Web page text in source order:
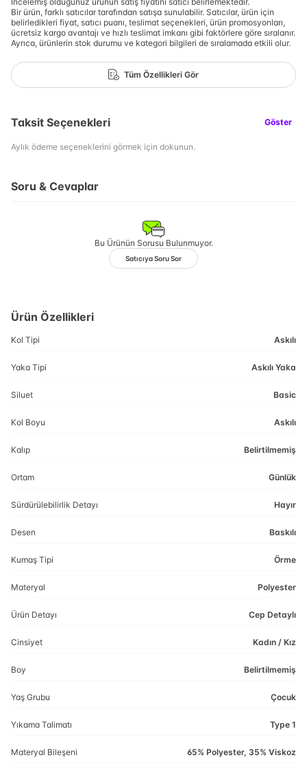
Bir ürün, farklı satıcılar tarafından satışa sunulabilir. Satıcılar, ürün için
belirledikleri fiyat, satıcı puanı, teslimat seçenekleri, ürün promosyonları,
ücretsiz kargo avantajı ve hızlı teslimat imkanı gibi faktörlere göre sıralanır.
Ayrıca, ürünlerin stok durumu ve kategori bilgileri de sıralamada etkili olur.
Tüm Özellikleri Gör
Taksit Seçenekleri Göster
Aylık ödeme seçeneklerini görmek için dokunun.
Soru & Cevaplar
Bu Ürünün Sorusu Bulunmuyor.
Satıcıya Soru Sor
Ürün Özellikleri
Kol Tipi Askılı
Yaka Tipi Askılı Yaka
Siluet Basic
Kol Boyu Askılı
Kalıp Belirtilmemiş
Ortam Günlük
Sürdürülebilirlik Detayı Hayır
Desen Baskılı
Kumaş Tipi Örme
Materyal Polyester
Ürün Detayı Cep Detaylı
Cinsiyet Kadın / Kız
Boy Belirtilmemiş
Yaş Grubu Çocuk
Yıkama Talimatı Type 1
Materyal Bileşeni 65% Polyester, 35% Viskoz